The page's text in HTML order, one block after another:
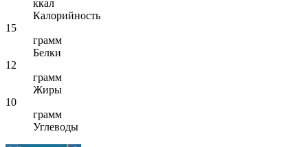
ккал
Калорийность
15
грамм
Белки
12
грамм
Жиры
10
грамм
Углеводы